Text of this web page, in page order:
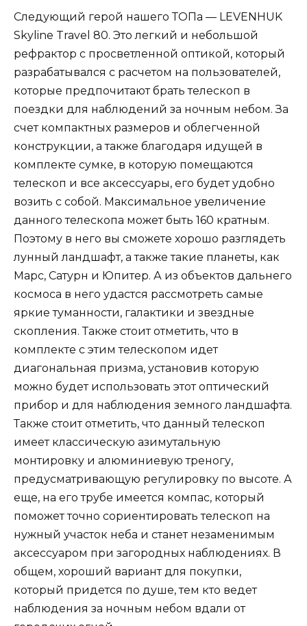
Следующий герой нашего ТОПа — LEVENHUK
Skyline Travel 80. Это легкий и небольшой
рефрактор с просветленной оптикой, который
разрабатывался с расчетом на пользователей,
которые предпочитают брать телескоп в
поездки для наблюдений за ночным небом. За
счет компактных размеров и облегченной
конструкции, а также благодаря идущей в
комплекте сумке, в которую помещаются
телескоп и все аксессуары, его будет удобно
возить с собой. Максимальное увеличение
данного телескопа может быть 160 кратным.
Поэтому в него вы сможете хорошо разглядеть
лунный ландшафт, а также такие планеты, как
Марс, Сатурн и Юпитер. А из объектов дальнего
космоса в него удастся рассмотреть самые
яркие туманности, галактики и звездные
скопления. Также стоит отметить, что в
комплекте с этим телескопом идет
диагональная призма, установив которую
можно будет использовать этот оптический
прибор и для наблюдения земного ландшафта.
Также стоит отметить, что данный телескоп
имеет классическую азимутальную
монтировку и алюминиевую треногу,
предусматривающую регулировку по высоте. А
еще, на его трубе имеется компас, который
поможет точно сориентировать телескоп на
нужный участок неба и станет незаменимым
аксессуаром при загородных наблюдениях. В
общем, хороший вариант для покупки,
который придется по душе, тем кто ведет
наблюдения за ночным небом вдали от